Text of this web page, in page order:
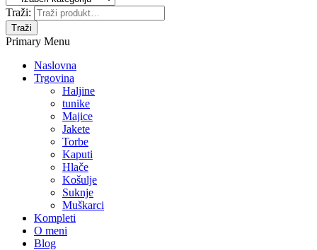
Traži:
Traži
Primary Menu
Naslovna
Trgovina
Haljine
tunike
Majice
Jakete
Torbe
Kaputi
Hlače
Košulje
Suknje
Muškarci
Kompleti
O meni
Blog